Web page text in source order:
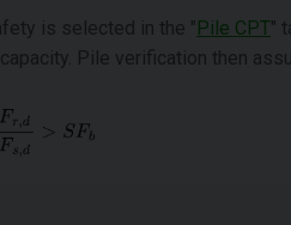
is selected in the "Pile CPT"
Pile verification then